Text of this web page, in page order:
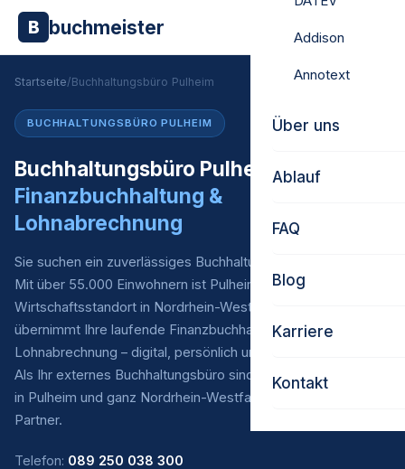
B buchmeister Addison
Annotext
Über uns
Ablauf
FAQ
Blog
Karriere
Kontakt
Startseite/Buchhaltungsbüro Pulheim
BUCHHALTUNGSBÜRO PULHEIM
Buchhaltungsbüro Pulheim –
Finanzbuchhaltung &
Lohnabrechnung
Sie suchen ein zuverlässiges Buchhaltungsbüro in Pulheim?
Mit über 55.000 Einwohnern ist Pulheim ein bedeutender
Wirtschaftsstandort in Nordrhein-Westfalen. Buchmeister
übernimmt Ihre laufende Finanzbuchhaltung* und
Lohnabrechnung – digital, persönlich und zu fairen Preisen.
Als Ihr externes Buchhaltungsbüro sind wir für Unternehmen
in Pulheim und ganz Nordrhein-Westfalen Ihr verlässlicher
Partner.
Telefon: 089 250 038 300